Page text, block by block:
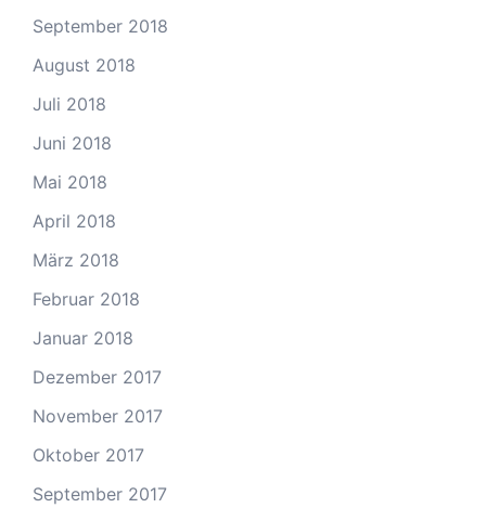
September 2018
August 2018
Juli 2018
Juni 2018
Mai 2018
April 2018
März 2018
Februar 2018
Januar 2018
Dezember 2017
November 2017
Oktober 2017
September 2017